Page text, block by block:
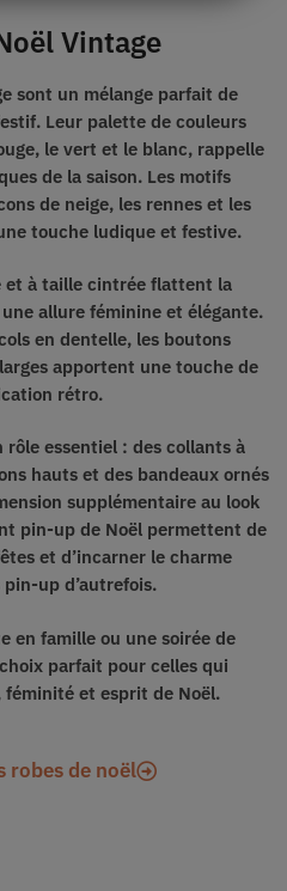
Vintage
sont un mélange parfait de
Leur palette de couleurs
le vert et le blanc, rappelle
de la saison. Les motifs
de neige, les rennes et les
touche ludique et festive.
et à taille cintrée flattent la
allure féminine et élégante.
en dentelle, les boutons
apportent une touche de
rétro.
rôle essentiel : des collants à
hauts et des bandeaux ornés
supplémentaire au look
pin-up de Noël permettent de
et d’incarner le charme
up d’autrefois.
en famille ou une soirée de
parfait pour celles qui
et esprit de Noël.
robes de noël